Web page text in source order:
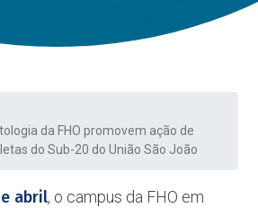
da FHO promovem ação de
do Sub-20 do União São João
abril, o campus da FHO em